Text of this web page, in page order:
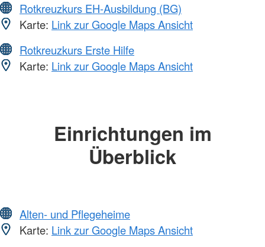
Rotkreuzkurs EH-Ausbildung (BG)
Karte: Link zur Google Maps Ansicht
Rotkreuzkurs Erste Hilfe
Karte: Link zur Google Maps Ansicht
Einrichtungen im
Überblick
Alten- und Pflegeheime
Karte: Link zur Google Maps Ansicht